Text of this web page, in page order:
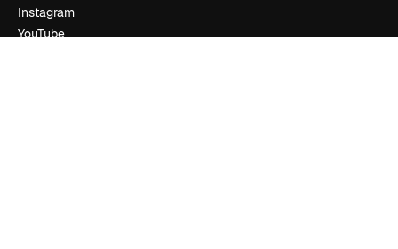
Instagram
YouTube